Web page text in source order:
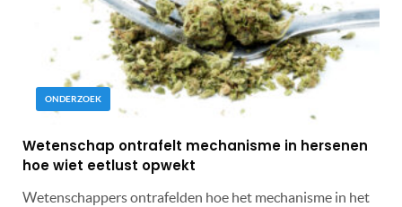
ONDERZOEK
Wetenschap ontrafelt mechanisme in hersenen
hoe wiet eetlust opwekt
Wetenschappers ontrafelden hoe het mechanisme in het